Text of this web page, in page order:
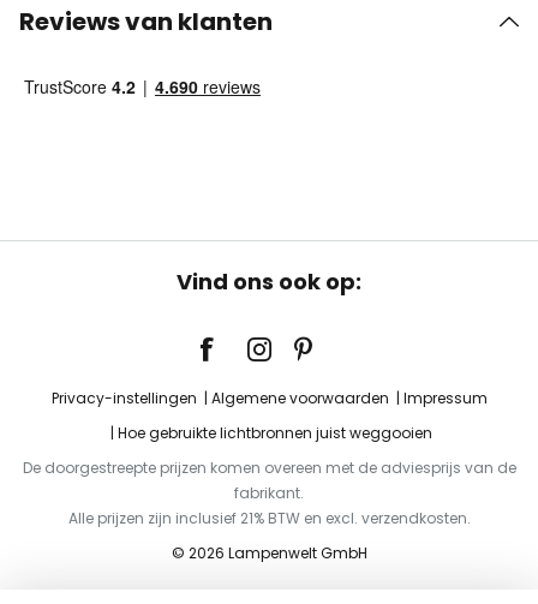
Reviews van klanten
Vind ons ook op:
Privacy-instellingen Algemene voorwaarden
Impressum
Hoe gebruikte lichtbronnen juist weggooien
De doorgestreepte prijzen komen overeen met de adviesprijs van de
fabrikant.
Alle prijzen zijn inclusief 21% BTW en excl. verzendkosten.
© 2026 Lampenwelt GmbH